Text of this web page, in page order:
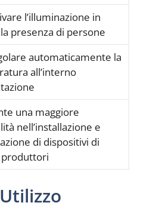
l’illuminazione in
presenza di persone
automaticamente la
all’interno
una maggiore
nell’installazione e
di dispositivi di